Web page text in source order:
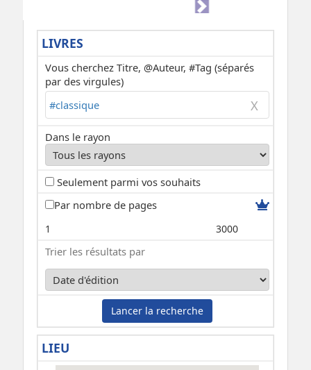
LIVRES
Vous cherchez Titre, @Auteur, #Tag (séparés
par des virgules)
Dans le rayon
Seulement parmi vos souhaits
Par nombre de pages
1 3000
Trier les résultats par
Lancer la recherche
LIEU